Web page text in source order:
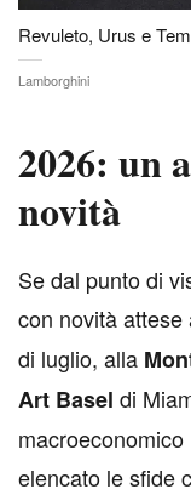
Revuleto, Urus e
Lamborghini
2026: un
novità
Se dal punto di
con novità attese
di luglio, alla
Art Basel di
elencato le sfide